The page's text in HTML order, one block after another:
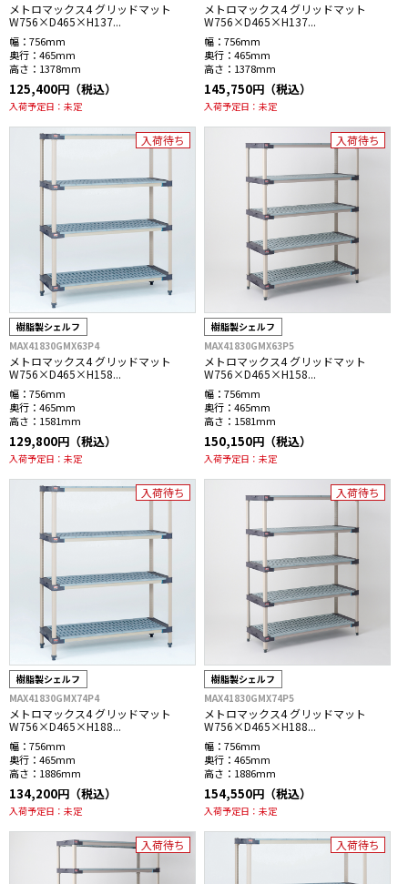
メトロマックス4 グリッドマット
W756×D465×H137...
幅： 756mm
奥行： 465mm
高さ： 1378mm
125,400円（税込）
入荷予定日： 未定
メトロマックス4 グリッドマット
W756×D465×H137...
幅： 756mm
奥行： 465mm
高さ： 1378mm
145,750円（税込）
入荷予定日： 未定
入荷待ち
樹脂製シェルフ
MAX41830GMX63P4
メトロマックス4 グリッドマット
W756×D465×H158...
幅： 756mm
奥行： 465mm
高さ： 1581mm
129,800円（税込）
入荷予定日： 未定
入荷待ち
樹脂製シェルフ
MAX41830GMX63P5
メトロマックス4 グリッドマット
W756×D465×H158...
幅： 756mm
奥行： 465mm
高さ： 1581mm
150,150円（税込）
入荷予定日： 未定
入荷待ち
樹脂製シェルフ
MAX41830GMX74P4
メトロマックス4 グリッドマット
W756×D465×H188...
幅： 756mm
奥行： 465mm
高さ： 1886mm
134,200円（税込）
入荷予定日： 未定
入荷待ち
樹脂製シェルフ
MAX41830GMX74P5
メトロマックス4 グリッドマット
W756×D465×H188...
幅： 756mm
奥行： 465mm
高さ： 1886mm
154,550円（税込）
入荷予定日： 未定
入荷待ち 入荷待ち